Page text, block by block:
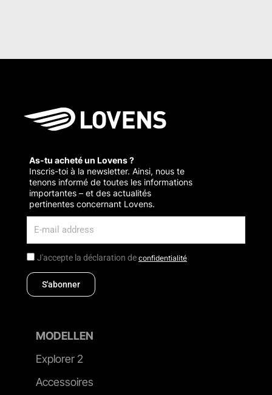
As-tu acheté un Lovens ?
Inscris-toi à la newsletter. Ainsi, nous te
tenons informé de toutes les informations
importantes – et des actualités
pertinentes concernant Lovens.
J'accepte la déclaration de confidentialité
S'abonner
MODELLEN
Explorer 2
Accessoires